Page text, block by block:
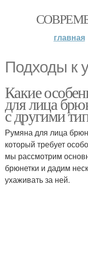
главная
Подходы к
Какие
для лица
с другими
Румяна для лица
который требует
мы рассмотрим
брюнетки и дадим
ухаживать за ней.